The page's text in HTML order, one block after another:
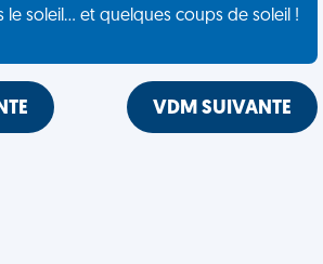
le soleil... et quelques coups de soleil !
VDM SUIVANTE